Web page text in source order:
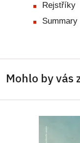
Rejstříky
Summary
Mohlo by vás